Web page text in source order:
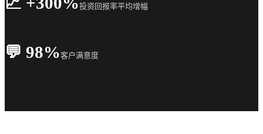
投资回报率平均增幅
💬 98%客户满意度